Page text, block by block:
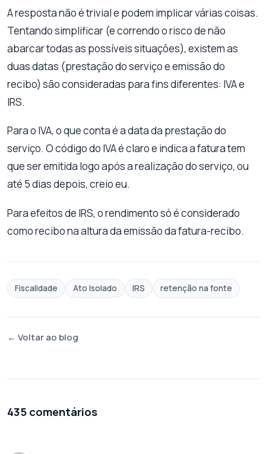
A resposta não é trivial e podem implicar várias coisas.
Tentando simplificar (e correndo o risco de não
abarcar todas as possíveis situações), existem as
duas datas (prestação do serviço e emissão do
recibo) são consideradas para fins diferentes: IVA e
IRS.
Para o IVA, o que conta é a data da prestação do
serviço. O código do IVA é claro e indica a fatura tem
que ser emitida logo após a realização do serviço, ou
até 5 dias depois, creio eu.
Para efeitos de IRS, o rendimento só é considerado
como recibo na altura da emissão da fatura-recibo.
Fiscalidade Ato Isolado IRS retenção na fonte
← Voltar ao blog
435 comentários